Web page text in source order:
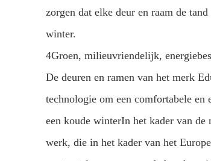
zorgen dat elke deur en raam de
winter.
4Groen, milieuvriendelijk,
De deuren en ramen van het merk
technologie om een comfortabele en
een koude winterIn het kader van
werk, die in het kader van het